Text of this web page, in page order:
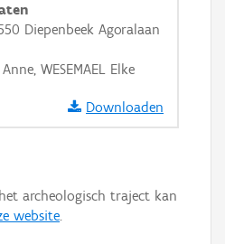
in grijswaarden
Diepenbeek Agoralaan
WESEMAEL Elke
Downloaden
archeologisch traject kan
website.